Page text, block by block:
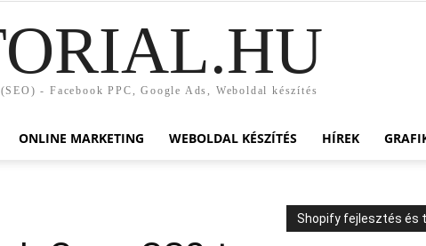
- Facebook PPC, Google Ads, Weboldal készítés
ONLINE MARKETING WEBOLDAL KÉSZÍTÉS HÍREK
Shopify fejlesztés és